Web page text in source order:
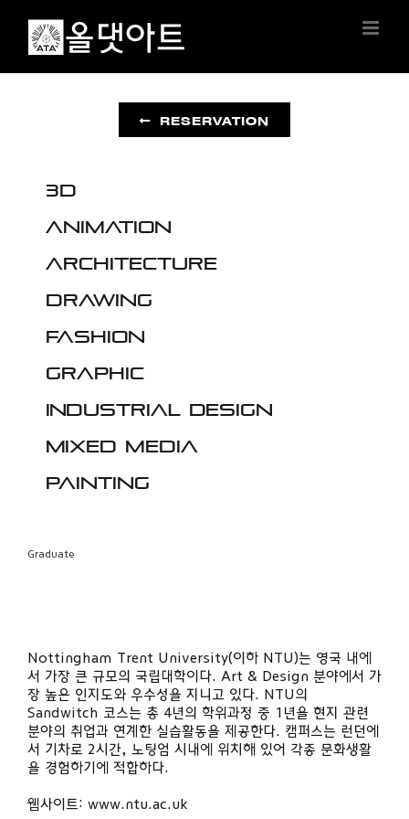
content
Nottingham Trent University(이하 NTU)는 영국 내에
서 가장 큰 규모의 국립대학이다. Art & Design 분야에서 가
장 높은 인지도와 우수성을 지니고 있다. NTU의
Sandwitch 코스는 총 4년의 학위과정 중 1년을 현지 관련
분야의 취업과 연계한 실습활동을 제공한다. 캠퍼스는 런던에
서 기차로 2시간, 노팅엄 시내에 위치해 있어 각종 문화생활
을 경험하기에 적합하다.
웹사이트: www.ntu.ac.uk
RESERVATION
3D
Animation
Architecture
Drawing
Fashion
Graphic
Industrial design
Mixed media
Painting
Graduate